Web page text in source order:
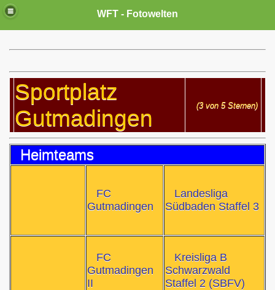
WFT - Fotowelten
Sportplatz
Gutmadingen
(3 von 5 Sternen)
Heimteams
FC
Gutmadingen
Landesliga
Südbaden Staffel 3
FC
Gutmadingen
II
Kreisliga B
Schwarzwald
Staffel 2 (SBFV)